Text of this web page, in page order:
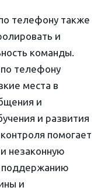
телефону также
и
команды.
телефону
места в
и
и развития
помогает
незаконную
поддержанию
и